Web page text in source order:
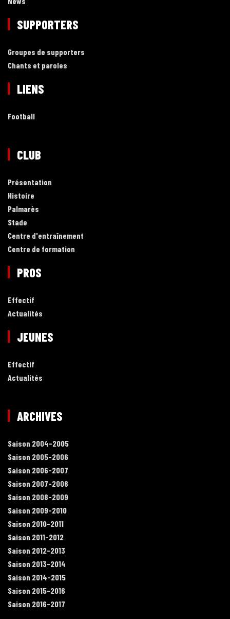
SUPPORTERS
Groupes de supporters
Chants et paroles
LIENS
Football
CLUB
Présentation
Histoire
Palmarès
Stade
Centre d'entraînement
Centre de formation
PROS
Effectif
Actualités
JEUNES
Effectif
Actualités
ARCHIVES
Saison 2004-2005
Saison 2005-2006
Saison 2006-2007
Saison 2007-2008
Saison 2008-2009
Saison 2009-2010
Saison 2010-2011
Saison 2011-2012
Saison 2012-2013
Saison 2013-2014
Saison 2014-2015
Saison 2015-2016
Saison 2016-2017